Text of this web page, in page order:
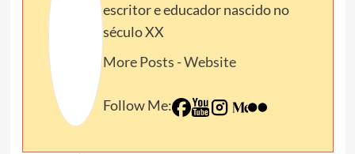
escritor e educador nascido no
século XX
More Posts -Website
Follow Me: